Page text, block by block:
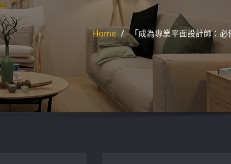
Home 「成為專業平面設計師：